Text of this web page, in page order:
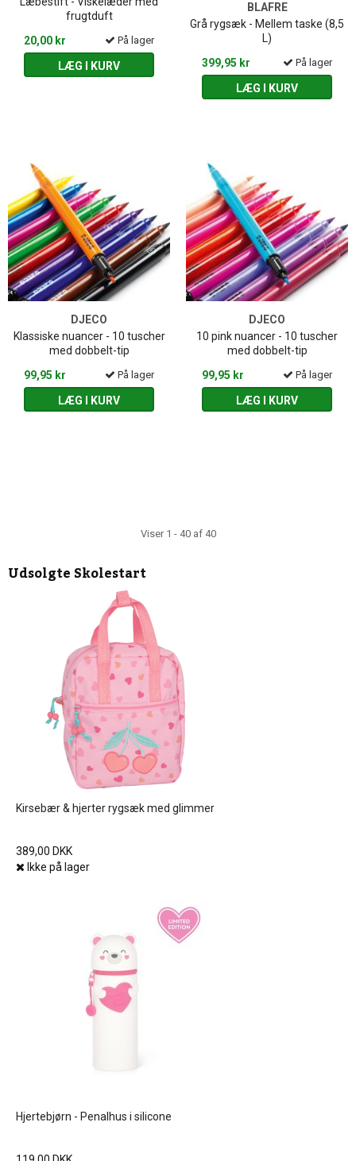
frugtduft
20,00 kr
På lager
LÆG I KURV
BLAFRE
Grå rygsæk - Mellem taske (8,5
L)
399,95 kr
På lager
LÆG I KURV
DJECO
Klassiske nuancer - 10 tuscher
med dobbelt-tip
99,95 kr
På lager
LÆG I KURV
DJECO
10 pink nuancer - 10 tuscher
med dobbelt-tip
99,95 kr
På lager
LÆG I KURV
Viser 1 - 40 af 40
UdsolgteSkolestart
Kirsebær & hjerter rygsæk med glimmer
389,00 DKK
Ikke på lager
Hjertebjørn - Penalhus i silicone